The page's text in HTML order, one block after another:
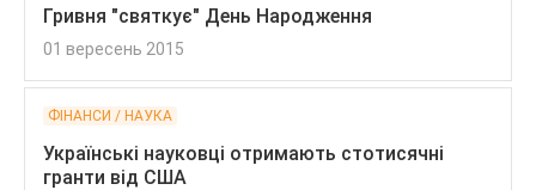
Гривня "святкує" День Народження
01 вересень 2015
ФІНАНСИ / НАУКА
Українські науковці отримають стотисячні
гранти від США